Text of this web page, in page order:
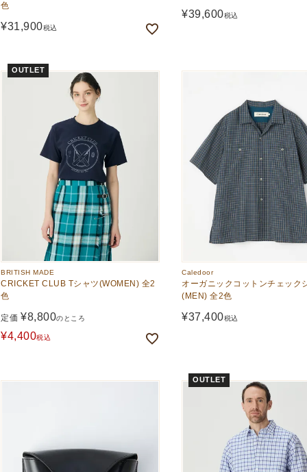
色
¥31,900税込
¥39,600税込
OUTLET
BRITISH MADE
CRICKET CLUB Tシャツ(WOMEN) 全2
色
定価 ¥8,800のところ
¥4,400税込
Caledoor
オーガニックコットンチェック
(MEN) 全2色
¥37,400税込
OUTLET